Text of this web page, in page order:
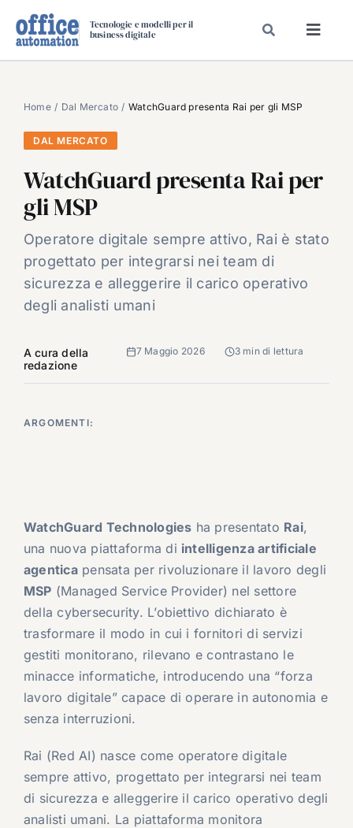
Tecnologie e modelli per il
business digitale
SPECIAL PAPER
TAVOLE ROTONDE DI REDAZIONE
CARRIERE
VIDEO
EVENTI
CHI SIAMO
Home Dal Mercato WatchGuard presenta Rai per gli MSP
DAL MERCATO
WatchGuard presenta Rai per
gli MSP
Operatore digitale sempre attivo, Rai è stato
progettato per integrarsi nei team di
sicurezza e alleggerire il carico operativo
degli analisti umani
A cura della
redazione
7 Maggio 2026 3 min di lettura
ARGOMENTI:
WatchGuard Technologies ha presentato Rai,
una nuova piattaforma di intelligenza artificiale
agenticapensata per rivoluzionare il lavoro degli
MSP (Managed Service Provider) nel settore
della cybersecurity. L’obiettivo dichiarato è
trasformare il modo in cui i fornitori di servizi
gestiti monitorano, rilevano e contrastano le
minacce informatiche, introducendo una “forza
lavoro digitale” capace di operare in autonomia e
senza interruzioni.
Rai (Red AI) nasce come operatore digitale
sempre attivo, progettato per integrarsi nei team
di sicurezza e alleggerire il carico operativo degli
analisti umani. La piattaforma monitora